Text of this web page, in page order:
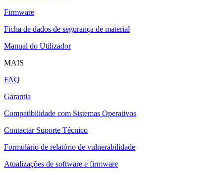
Firmware
Ficha de dados de segurança de material
Manual do Utilizador
MAIS
FAQ
Garantia
Compatibilidade com Sistemas Operativos
Contactar Suporte Técnico
Formulário de relatório de vulnerabilidade
Atualizações de software e firmware